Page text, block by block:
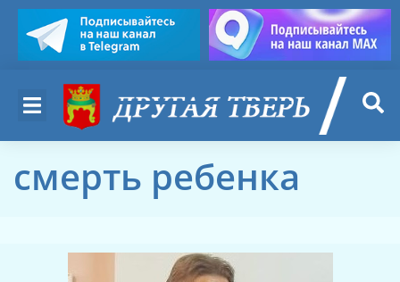
смерть ребенка